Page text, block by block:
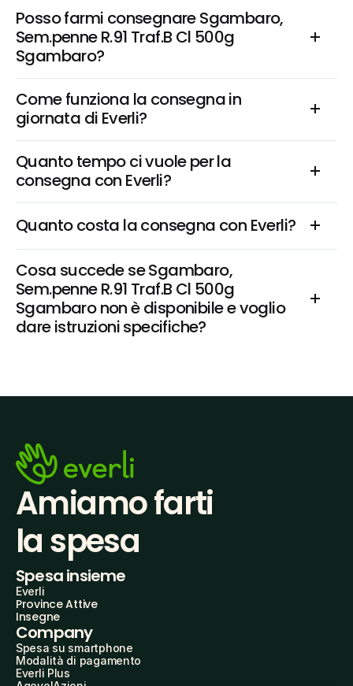
Posso farmi consegnare Sgambaro,
Sem.penne R.91 Traf.B Cl 500g
Sgambaro?
Come funziona la consegna in
giornata di Everli?
Quanto tempo ci vuole per la
consegna con Everli?
Quanto costa la consegna con Everli?
Cosa succede se Sgambaro,
Sem.penne R.91 Traf.B Cl 500g
Sgambaro non è disponibile e voglio
dare istruzioni specifiche?
Amiamo farti
la spesa
Spesa insieme
Everli
Province Attive
Insegne
Company
Spesa su smartphone
Modalità di pagamento
Everli Plus